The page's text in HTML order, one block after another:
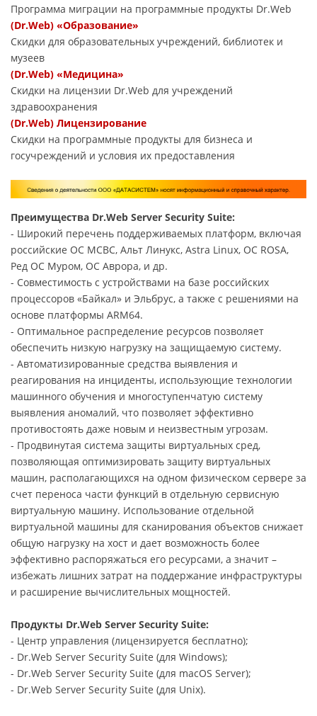
Программа миграции на программные продукты Dr.Web
(Dr.Web) «Образование»
Скидки для образовательных учреждений, библиотек и
музеев
(Dr.Web) «Медицина»
Скидки на лицензии Dr.Web для учреждений
здравоохранения
(Dr.Web) Лицензирование
Скидки на программные продукты для бизнеса и
госучреждений и условия их предоставления
Преимущества Dr.Web Server Security Suite:
- Широкий перечень поддерживаемых платформ, включая
российские ОС МСВС, Альт Линукс, Astra Linux, ОС ROSA,
Ред ОС Муром, ОС Аврора, и др.
- Совместимость с устройствами на базе российских
процессоров «Байкал» и Эльбрус, а также с решениями на
основе платформы ARM64.
- Оптимальное распределение ресурсов позволяет
обеспечить низкую нагрузку на защищаемую систему.
- Автоматизированные средства выявления и
реагирования на инциденты, использующие технологии
машинного обучения и многоступенчатую систему
выявления аномалий, что позволяет эффективно
противостоять даже новым и неизвестным угрозам.
- Продвинутая система защиты виртуальных сред,
позволяющая оптимизировать защиту виртуальных
машин, располагающихся на одном физическом сервере за
счет переноса части функций в отдельную сервисную
виртуальную машину. Использование отдельной
виртуальной машины для сканирования объектов снижает
общую нагрузку на хост и дает возможность более
эффективно распоряжаться его ресурсами, а значит –
избежать лишних затрат на поддержание инфраструктуры
и расширение вычислительных мощностей.
Продукты Dr.Web Server Security Suite:
- Центр управления (лицензируется бесплатно);
- Dr.Web Server Security Suite (для Windows);
- Dr.Web Server Security Suite (для macOS Server);
- Dr.Web Server Security Suite (для Unix).